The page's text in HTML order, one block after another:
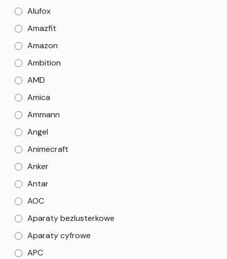
Alufox
Amazfit
Amazon
Ambition
AMD
Amica
Ammann
Angel
Animecraft
Anker
Antar
AOC
Aparaty bezlusterkowe
Aparaty cyfrowe
APC